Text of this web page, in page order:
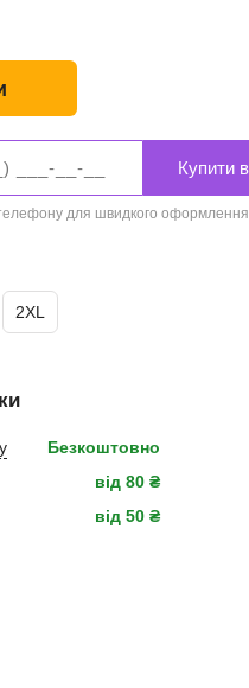
для швидкого оформлення
2XL
Безкоштовно
від 80 ₴
від 50 ₴